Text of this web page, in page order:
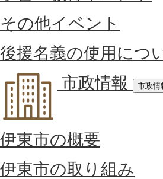
その他イベント
後援名義の使用につ
市政情報
市政情
伊東市の概要
伊東市の取り組み